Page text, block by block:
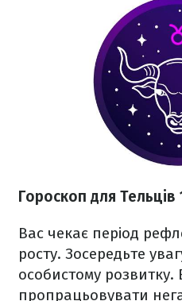
Гороскоп для Тельців
Вас чекає період
росту. Зосередьте
особистому
пропрацьовувати